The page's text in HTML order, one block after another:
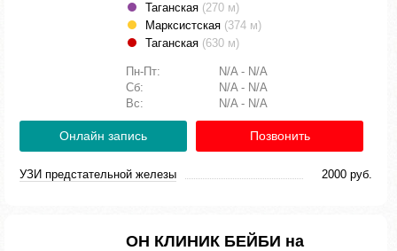
Таганская (270 м)
Марксистская (374 м)
Таганская (630 м)
Пн-Пт:
N/A - N/A
Сб:
N/A - N/A
Вс:
N/A - N/A
Онлайн запись Позвонить
УЗИ предстательной железы 2000 руб.
ОН КЛИНИК БЕЙБИ на